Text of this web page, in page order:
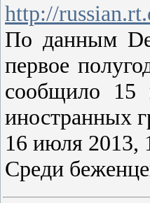
http://
По данным
первое
сообщило 15
иностранных
16 июля 2013,
Среди